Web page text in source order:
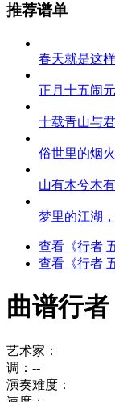
推荐谱单
春天就是这
正月十五闹
十载青山与
俗世里的烟
山有木兮木
梦里的江湖
查看《行者
查看《行者
曲谱行者
艺术家：
调：--
演奏难度：